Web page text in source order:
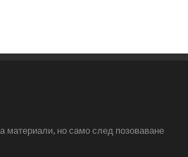
материали, но само след позоваване